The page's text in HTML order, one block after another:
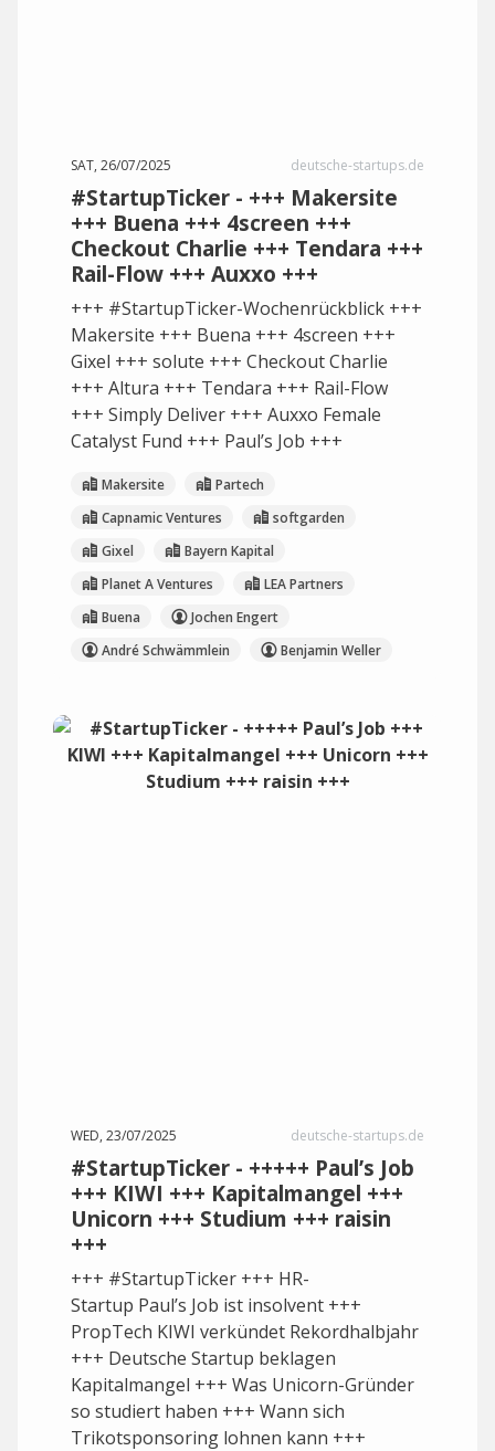
SAT, 26/07/2025 deutsche-startups.de
#StartupTicker - +++ Makersite
+++ Buena +++ 4screen +++
Checkout Charlie +++ Tendara +++
Rail-Flow +++ Auxxo +++
+++ #StartupTicker-Wochenrückblick +++
Makersite +++ Buena +++ 4screen +++
Gixel +++ solute +++ Checkout Charlie
+++ Altura +++ Tendara +++ Rail-Flow
+++ Simply Deliver +++ Auxxo Female
Catalyst Fund +++ Paul’s Job +++
Makersite
Partech
Capnamic Ventures
softgarden
Gixel
Bayern Kapital
Planet A Ventures
LEA Partners
Buena
Jochen Engert
André Schwämmlein
Benjamin Weller
WED, 23/07/2025 deutsche-startups.de
#StartupTicker - +++++ Paul’s Job
+++ KIWI +++ Kapitalmangel +++
Unicorn +++ Studium +++ raisin
+++
+++ #StartupTicker +++ HR-
Startup Paul’s Job ist insolvent +++
PropTech KIWI verkündet Rekordhalbjahr
+++ Deutsche Startup beklagen
Kapitalmangel +++ Was Unicorn-Gründer
so studiert haben +++ Wann sich
Trikotsponsoring lohnen kann +++